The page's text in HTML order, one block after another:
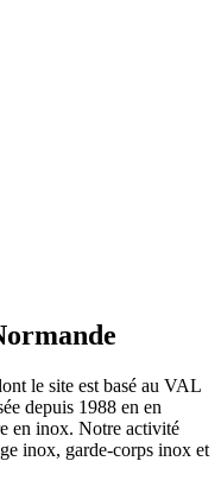
le site est basé au VAL
depuis 1988 en en
en inox. Notre activité
inox, garde-corps inox et